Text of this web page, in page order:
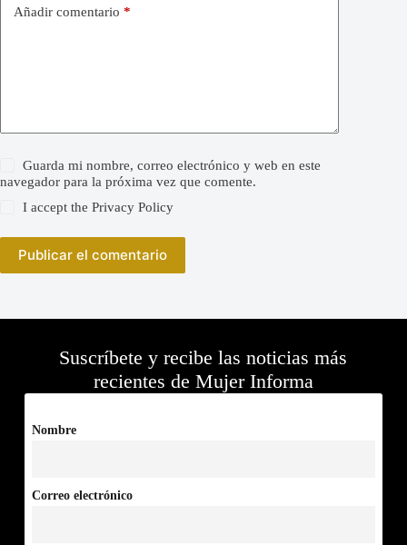
Añadir comentario *
Guarda mi nombre, correo electrónico y web en este
navegador para la próxima vez que comente.
I accept thePrivacy Policy
Publicar el comentario
Suscríbete y recibe las noticias más
recientes de Mujer Informa
Nombre
Correo electrónico